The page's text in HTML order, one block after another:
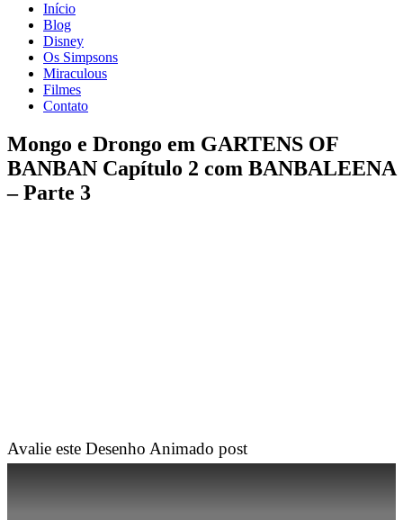
Início
Blog
Disney
Os Simpsons
Miraculous
Filmes
Contato
Mongo e Drongo em GARTENS OF
BANBAN Capítulo 2 com BANBALEENA
– Parte 3
Avalie este Desenho Animado post